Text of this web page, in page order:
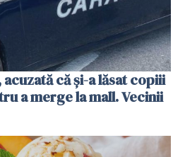
că și-a lăsat copiii
a merge la mall. Vecinii